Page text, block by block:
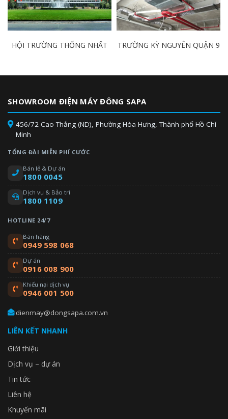
HỘI TRƯỜNG THỐNG NHẤT TRƯỜNG KỲ NGUYÊN QUẬN 9
SHOWROOM ĐIỆN MÁY ĐÔNG SAPA
456/72 Cao Thắng (ND), Phường Hòa Hưng, Thành phố Hồ Chí
Minh
TỔNG ĐÀI MIỄN PHÍ CƯỚC
Bán lẻ & Dự án
1800 0045
Dịch vụ & Bảo trì
1800 1109
HOTLINE 24/7
Bán hàng
0949 598 068
Dự án
0916 008 900
Khiếu nại dịch vụ
0946 001 500
dienmay@dongsapa.com.vn
LIÊN KẾT NHANH
Giới thiệu
Dịch vụ – dự án
Tin tức
Liên hệ
Khuyến mãi